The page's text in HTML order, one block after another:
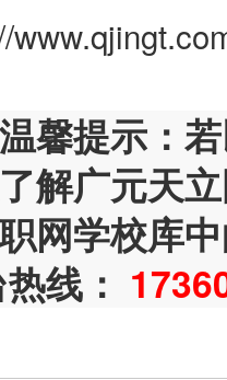
馨提示：
解广元天
网学校库
线：